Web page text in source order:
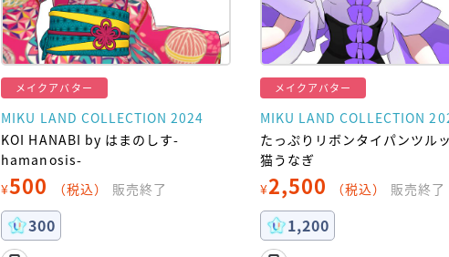
メイクアバター
MIKU LAND COLLECTION 2024
KOI HANABI by はまのしす-
hamanosis-
¥500 （税込） 販売終了
300
メイクアバター
MIKU LAND COLLECTION
たっぷりリボンタイパンツル
猫うなぎ
¥2,500 （税込） 販売終了
1,200